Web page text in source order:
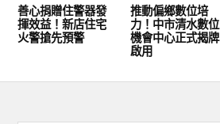
善心捐贈住警器發
揮效益！新店住宅
火警搶先預警
推動偏鄉數位培
力！中市清水數位
機會中心正式揭牌
啟用